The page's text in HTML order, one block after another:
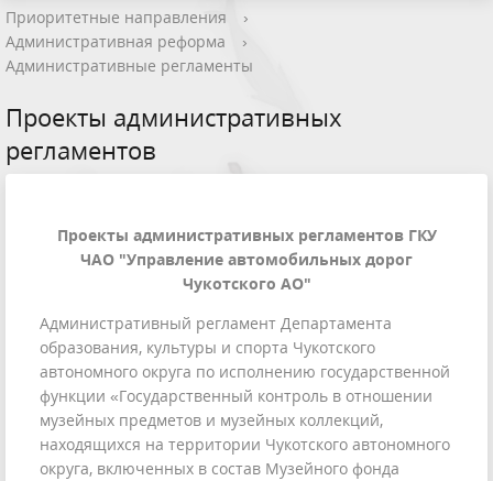
Приоритетные направления
›
Административная реформа
›
Административные регламенты
Проекты административных
регламентов
Проекты административных регламентов ГКУ
ЧАО "Управление автомобильных дорог
Чукотского АО"
Административный регламент Департамента
образования, культуры и спорта Чукотского
автономного округа по исполнению государственной
функции «Государственный контроль в отношении
музейных предметов и музейных коллекций,
находящихся на территории Чукотского автономного
округа, включенных в состав Музейного фонда